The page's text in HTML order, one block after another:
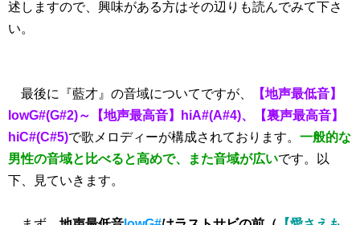
述しますので、興味がある方はその辺りも読んでみて下さ
い。
最後に『藍才』の音域についてですが、
【地声最低音】
lowG#(G#2)～【地声最高音】hiA#(A#4)、【裏声最高音】
hiC#(C#5)で歌メロディーが構成されております。 一般的な
男性の音域と比べると高めで、また音域が広いです。以
下、見ていきます。